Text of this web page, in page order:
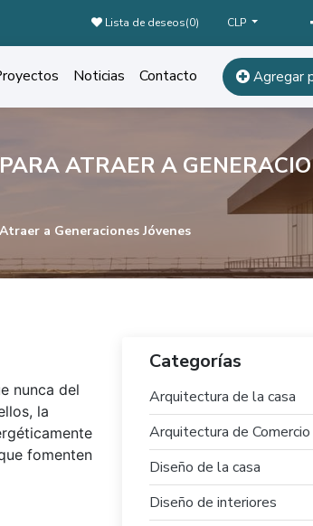
Lista de deseos(0) CLP
Noticias Contacto Agregar
ATRAER A
a Generaciones Jóvenes
nunca del
la
fomenten
Categorías
Arquitectura de la casa
Arquitectura de Comercio
Diseño de la casa
Diseño de interiores